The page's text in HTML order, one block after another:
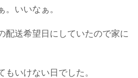
。いいなぁ。
配送希望日にしていたので家に
もいけない日でした。